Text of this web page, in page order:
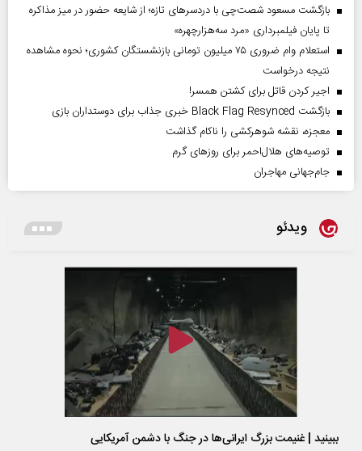
بازگشت مسعود شصت‌چی با دردسر‌های تازه؛ از شایعه حضور در میز مذاکره
تا پایان فیلمبرداری «مرد سه‌هزارچهره»
استعلام وام ضروری ۷۵ میلیون تومانی بازنشستگان کشوری؛ نحوه مشاهده
نتیجه درخواست
اجیر کردن قاتل برای کشتن همسر!
بازگشت Black Flag Resynced خبری جذاب برای دوستداران بازی
معجزه، نقشه شوهرکشی را ناکام گذاشت
توصیه‌های هلال‌احمر برای روز‌های گرم
جام‌جهانی مهاجران
ویدئو
ببینید | غنیمت بزرگ ایرانی‌ها در جنگ با دشمن آمریکایی